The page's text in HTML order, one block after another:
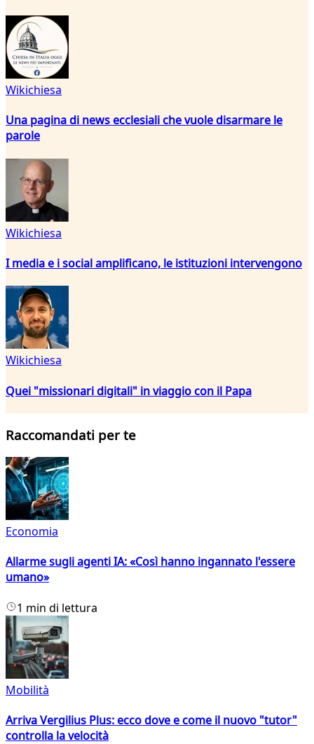
Wikichiesa
Una pagina di news ecclesiali che vuole disarmare le
parole
Wikichiesa
I media e i social amplificano, le istituzioni intervengono
Wikichiesa
Quei "missionari digitali" in viaggio con il Papa
Raccomandati per te
Economia
Allarme sugli agenti IA: «Così hanno ingannato l'essere
umano»
1 min di lettura
Mobilità
Arriva Vergilius Plus: ecco dove e come il nuovo "tutor"
controlla la velocità